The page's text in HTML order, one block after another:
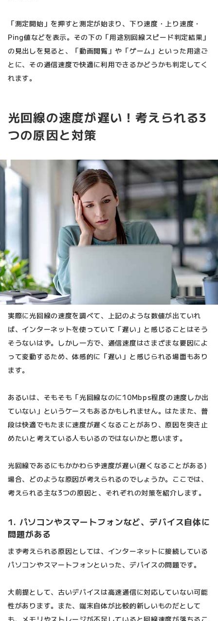
「測定開始」を押すと測定が始まり、下り速度・上り速度・
Ping値などを表示。その下の「用途別回線スピード判定結果」
の見出しを見ると、「動画閲覧」や「ゲーム」といった用途ご
とに、その通信速度で快適に利用できるかどうかも判定してく
れます。
光回線の速度が遅い！考えられる3
つの原因と対策
実際に光回線の速度を調べて、上記のような数値が出ていれ
ば、インターネットを使っていて「遅い」と感じることはそう
そうないはず。しかし一方で、通信速度はさまざまな要因によ
って変動するため、体感的に「遅い」と感じられる場面もあり
ます。
あるいは、そもそも「光回線なのに10Mbps程度の速度しか出
ていない」というケースもあるかもしれません。はたまた、普
段は快適でもたまに速度が遅くなることがあり、原因を突き止
めたいと考えている人もいるのではないかと思います。
光回線であるにもかかわらず速度が遅い(遅くなることがある)
場合、どのような原因が考えられるのでしょうか。ここでは、
考えられる主な3つの原因と、それぞれの対策を紹介します。
1. パソコンやスマートフォンなど、デバイス自体に
問題がある
まず考えられる原因としては、インターネットに接続している
パソコンやスマートフォンといった、デバイスの問題です。
大前提として、古いデバイスは高速通信に対応していない可能
性があります。また、端末自体が比較的新しいものだとして